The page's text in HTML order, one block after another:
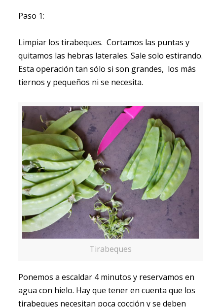
Paso 1:
Limpiar los tirabeques. Cortamos las puntas y
quitamos las hebras laterales. Sale solo estirando.
Esta operación tan sólo si son grandes, los más
tiernos y pequeños ni se necesita.
Tirabeques
Ponemos a escaldar 4 minutos y reservamos en
agua con hielo. Hay que tener en cuenta que los
tirabeques necesitan poca cocción y se deben